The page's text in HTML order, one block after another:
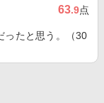
63.9点
ったと思う。（30